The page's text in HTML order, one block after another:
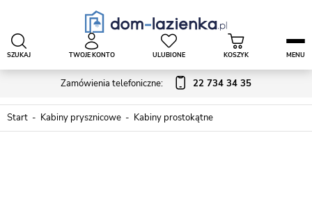
Zamówienia telefoniczne: 22 734 34 35
SZUKAJ TWOJE KONTO ULUBIONE KOSZYK MENU
Start Kabiny prysznicowe Kabiny prostokątne